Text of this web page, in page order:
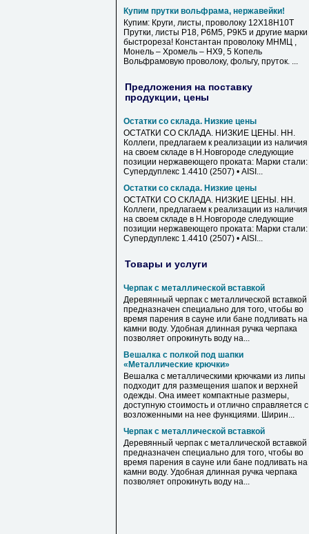
Купим прутки вольфрама, нержавейки!
Купим: Круги, листы, проволоку 12Х18Н10Т
Прутки, листы Р18, Р6М5, Р9К5 и другие марки
быстрореза! Константан проволоку МНМЦ ,
Монель – Хромель – НХ9, 5 Копель
Вольфрамовую проволоку, фольгу, пруток. ...
Предложения на поставку
продукции, цены
Остатки со склада. Низкие цены
ОСТАТКИ СО СКЛАДА. НИЗКИЕ ЦЕНЫ. НН.
Коллеги, предлагаем к реализации из наличия
на своем складе в Н.Новгороде следующие
позиции нержавеющего проката: Марки стали:
Супердуплекс 1.4410 (2507) • AISI...
Остатки со склада. Низкие цены
ОСТАТКИ СО СКЛАДА. НИЗКИЕ ЦЕНЫ. НН.
Коллеги, предлагаем к реализации из наличия
на своем складе в Н.Новгороде следующие
позиции нержавеющего проката: Марки стали:
Супердуплекс 1.4410 (2507) • AISI...
Товары и услуги
Черпак с металлической вставкой
Деревянный черпак с металлической вставкой
предназначен специально для того, чтобы во
время парения в сауне или бане подливать на
камни воду. Удобная длинная ручка черпака
позволяет опрокинуть воду на...
Вешалка с полкой под шапки
«Металлические крючки»
Вешалка с металлическими крючками из липы
подходит для размещения шапок и верхней
одежды. Она имеет компактные размеры,
доступную стоимость и отлично справляется с
возложенными на нее функциями. Ширин...
Черпак с металлической вставкой
Деревянный черпак с металлической вставкой
предназначен специально для того, чтобы во
время парения в сауне или бане подливать на
камни воду. Удобная длинная ручка черпака
позволяет опрокинуть воду на...